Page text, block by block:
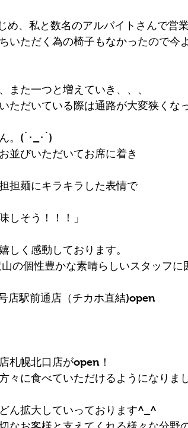
め、私と数名のアルバイトさんで営
いただく為の椅子もなかったので今
また一つと増えていき、、、
ただいている際は通路が大変狭くな
。(´･_･`)
並びいただいてお席に着き
担麺にキラキラした表情で
しそう！！！」
しく感動しております。
の個性豊かな素晴らしいスタッフに
店駅前通店（チカホ直結)open
札幌北口店がopen！
々に食べていただけるようになりま
ん拡大していっております^_^